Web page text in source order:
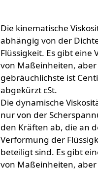
Die kinematische
abhängig von der
Flüssigkeit. Es gibt eine
von Maßeinheiten, aber
gebräuchlichste ist
abgekürzt cSt.
Die dynamische
nur von der
den Kräften ab, die an
Verformung der
beteiligt sind. Es gibt
von Maßeinheiten, aber